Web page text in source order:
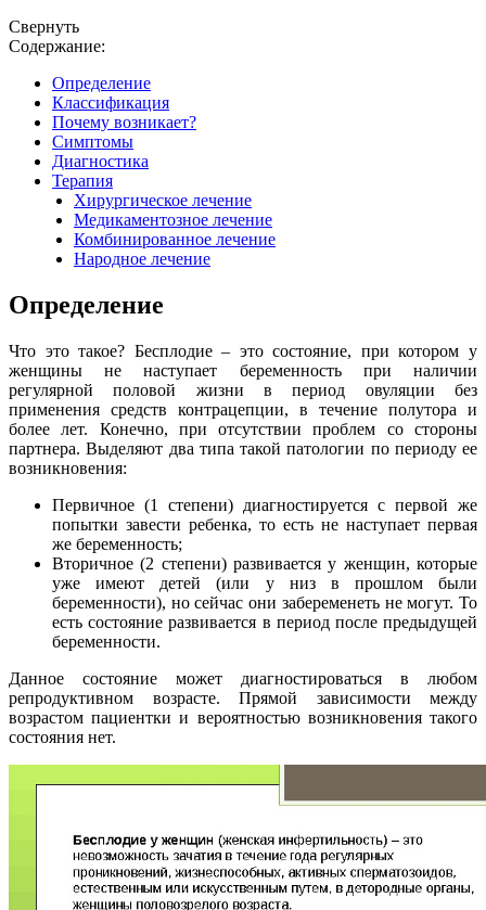
Свернуть
Содержание:
Определение
Классификация
Почему возникает?
Симптомы
Диагностика
Терапия
Хирургическое лечение
Медикаментозное лечение
Комбинированное лечение
Народное лечение
Определение
Что это такое? Бесплодие – это состояние, при котором у
женщины не наступает беременность при наличии
регулярной половой жизни в период овуляции без
применения средств контрацепции, в течение полутора и
более лет. Конечно, при отсутствии проблем со стороны
партнера. Выделяют два типа такой патологии по периоду ее
возникновения:
Первичное (1 степени) диагностируется с первой же
попытки завести ребенка, то есть не наступает первая
же беременность;
Вторичное (2 степени) развивается у женщин, которые
уже имеют детей (или у низ в прошлом были
беременности), но сейчас они забеременеть не могут. То
есть состояние развивается в период после предыдущей
беременности.
Данное состояние может диагностироваться в любом
репродуктивном возрасте. Прямой зависимости между
возрастом пациентки и вероятностью возникновения такого
состояния нет.